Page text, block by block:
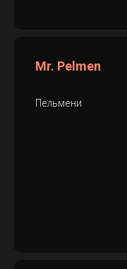
Mr. Pelmen
Пельмени